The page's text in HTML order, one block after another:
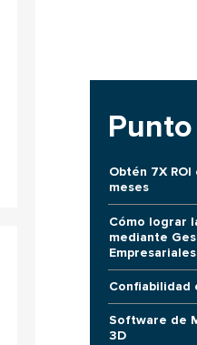
Obtén 7X
meses
Cómo lograr
mediante
Empresariales
Confiabilidad
Software de
3D